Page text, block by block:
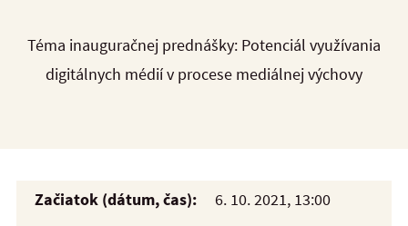
Téma inauguračnej prednášky: Potenciál využívania
digitálnych médií v procese mediálnej výchovy
Začiatok (dátum, čas):
6. 10. 2021, 13:00